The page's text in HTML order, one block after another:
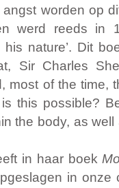
worden op
werd reeds in
nature’. Dit
Sir Charles
most of the time,
this possible?
the body, as
in haar boek
in onze